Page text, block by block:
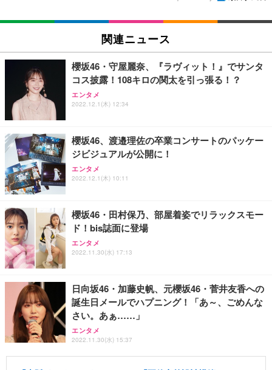
関連ニュース
櫻坂46・守屋麗奈、『ラヴィット！』でサンタ
コス披露！108キロの関太を引っ張る！？
エンタメ
2022.12.1(木) 12:34
櫻坂46、渡邉理佐の卒業コンサートのパッケー
ジビジュアルが公開に！
エンタメ
2022.12.1(木) 10:11
櫻坂46・田村保乃、部屋着姿でリラックスモー
ド！bis誌面に登場
エンタメ
2022.11.30(水) 17:13
日向坂46・加藤史帆、元櫻坂46・菅井友香への
誕生日メールでハプニング！「あ～、ごめんな
さい。あぁ……」
エンタメ
2022.11.30(水) 15:37